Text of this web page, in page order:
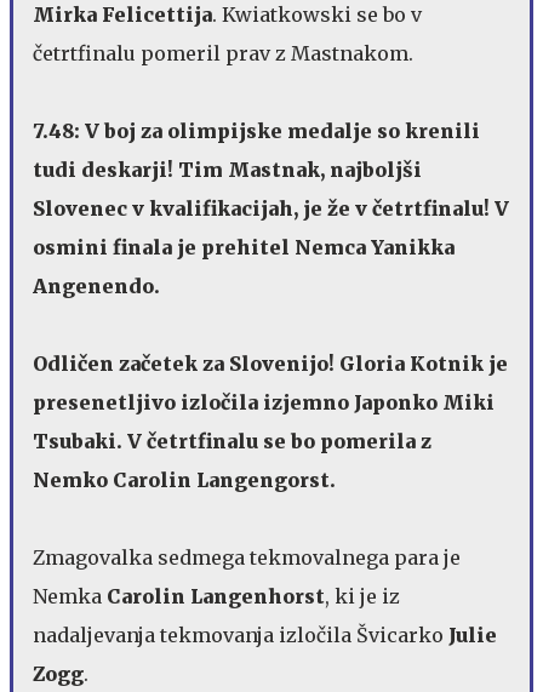
Mirka Felicettija. Kwiatkowski se bo v
četrtfinalu pomeril prav z Mastnakom.
7.48: V boj za olimpijske medalje so krenili
tudi deskarji! Tim Mastnak, najboljši
Slovenec v kvalifikacijah, je že v četrtfinalu! V
osmini finala je prehitel Nemca Yanikka
Angenendo.
Odličen začetek za Slovenijo! Gloria Kotnik je
presenetljivo izločila izjemno Japonko Miki
Tsubaki. V četrtfinalu se bo pomerila z
Nemko Carolin Langengorst.
Zmagovalka sedmega tekmovalnega para je
Nemka Carolin Langenhorst, ki je iz
nadaljevanja tekmovanja izločila Švicarko Julie
Zogg.